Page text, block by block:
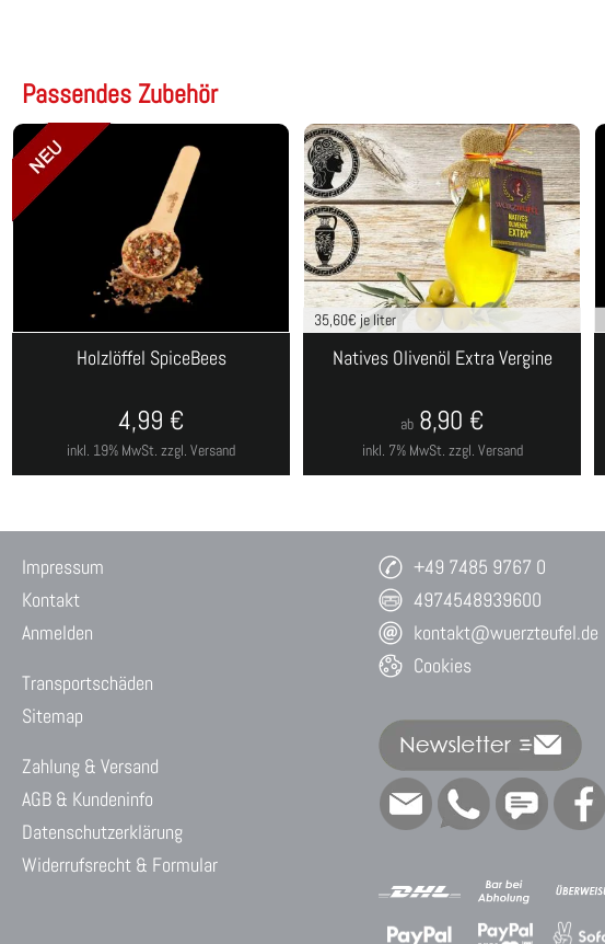
Passendes Zubehör
Holzlöffel SpiceBees
inkl. 19% MwSt. zzgl. Versand
4,99 €
35,60€ je liter
Natives Olivenöl Extra Vergine
inkl. 7% MwSt. zzgl. Versand
ab 8,90 €
Impressum
Kontakt
Anmelden
Transportschäden
Sitemap
Zahlung & Versand
AGB & Kundeninfo
Datenschutzerklärung
Widerrufsrecht & Formular
+49 7485 9767 0
4974548939600
kontakt@wuerzteufel.de
Cookies